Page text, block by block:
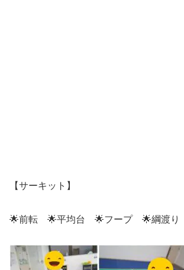
【サーキット】
🌟前転 🌟平均台 🌟フープ 🌟綱渡り